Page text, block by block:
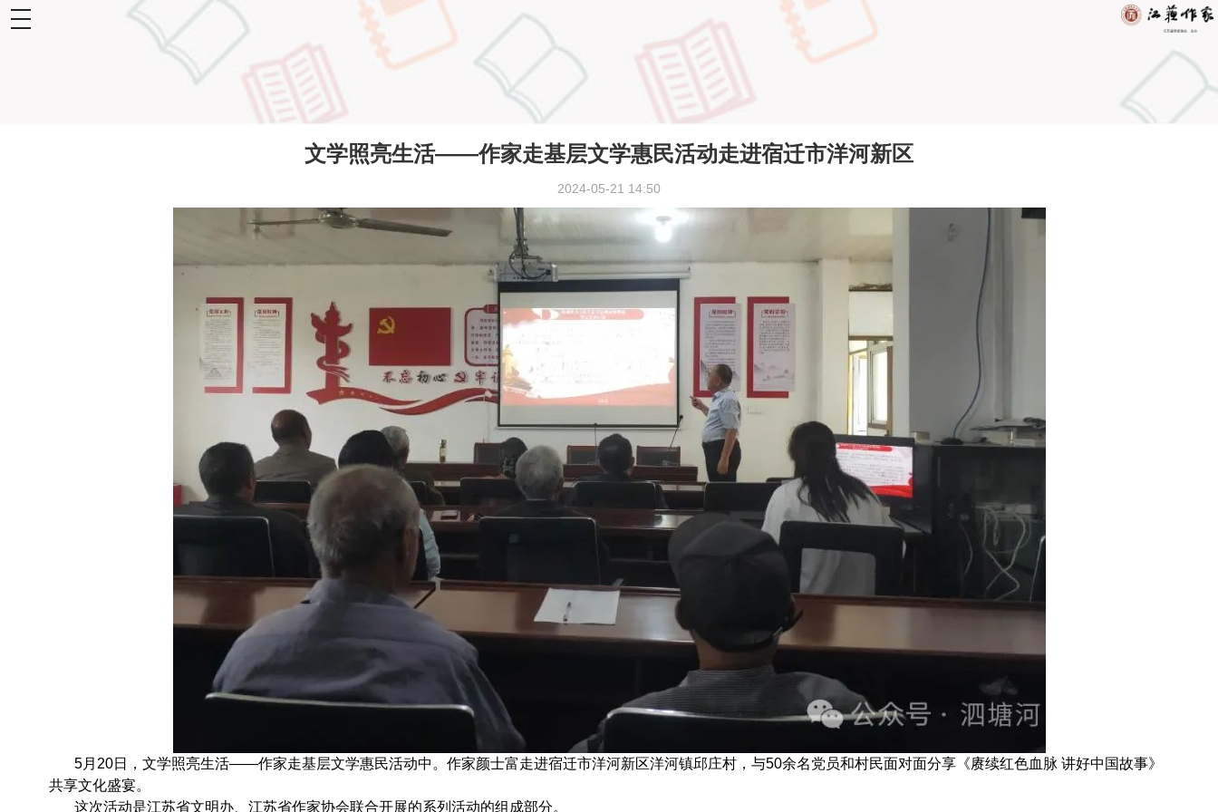
toggle
文学照亮生活——作家走基层文学惠民活动走进宿迁市洋河新区
2024-05-21 14:50
5月20日，文学照亮生活——作家走基层文学惠民活动中。作家颜士富走进宿迁市洋河新区洋河镇邱庄村，与50余名党员和村民面对面分享《赓续红色血脉 讲好中国故事》
共享文化盛宴。
这次活动是江苏省文明办、江苏省作家协会联合开展的系列活动的组成部分。